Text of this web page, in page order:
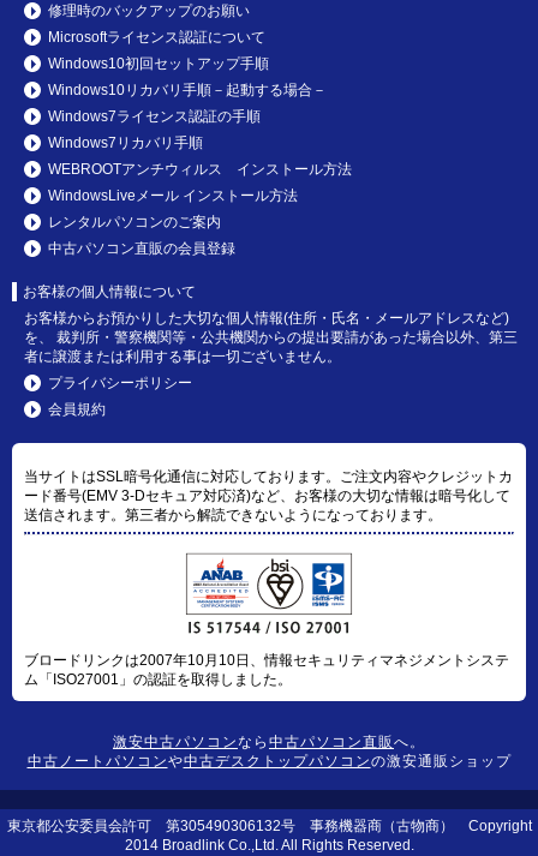
修理時のバックアップのお願い
Microsoftライセンス認証について
Windows10初回セットアップ手順
Windows10リカバリ手順－起動する場合－
Windows7ライセンス認証の手順
Windows7リカバリ手順
WEBROOTアンチウィルス インストール方法
WindowsLiveメール インストール方法
レンタルパソコンのご案内
中古パソコン直販の会員登録
お客様の個人情報について
お客様からお預かりした大切な個人情報(住所・氏名・メールアドレスなど)
を、 裁判所・警察機関等・公共機関からの提出要請があった場合以外、第三
者に譲渡または利用する事は一切ございません。
プライバシーポリシー
会員規約
当サイトはSSL暗号化通信に対応しております。ご注文内容やクレジットカ
ード番号(EMV 3-Dセキュア対応済)など、お客様の大切な情報は暗号化して
送信されます。第三者から解読できないようになっております。
ブロードリンクは2007年10月10日、情報セキュリティマネジメントシステ
ム「ISO27001」の認証を取得しました。
激安中古パソコンなら 中古パソコン直販 へ。
中古ノートパソコンや中古デスクトップパソコンの激安通販ショップ
東京都公安委員会許可 第305490306132号 事務機器商（古物商） Copyright
2014 Broadlink Co.,Ltd. All Rights Reserved.